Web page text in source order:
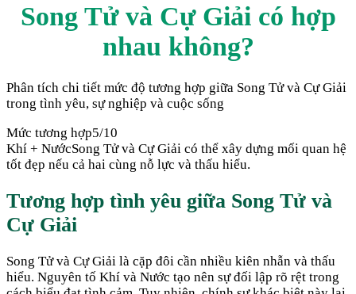
Song Tửvà Cự Giảicó hợp
nhau không?
Phân tích chi tiết mức độ tương hợp giữa Song Tửvà Cự Giải
trong tình yêu, sự nghiệp và cuộc sống
Mức tương hợp5/10
Khí + NướcSong Tử và Cự Giải có thể xây dựng mối quan hệ
tốt đẹp nếu cả hai cùng nỗ lực và thấu hiểu.
Tương hợp tình yêu giữa Song Tử và
Cự Giải
Song Tử và Cự Giải là cặp đôi cần nhiều kiên nhẫn và thấu
hiểu. Nguyên tố Khí và Nước tạo nên sự đối lập rõ rệt trong